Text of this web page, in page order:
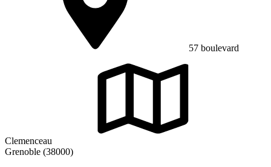
57 boulevard
Clemenceau
Grenoble (38000)